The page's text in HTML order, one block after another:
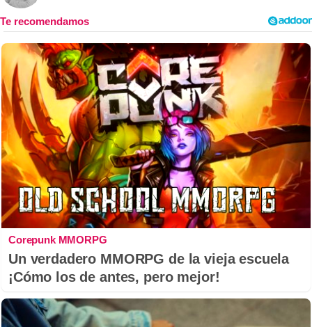
Corepunk MMORPG
Un verdadero MMORPG de la vieja escuela
¡Cómo los de antes, pero mejor!